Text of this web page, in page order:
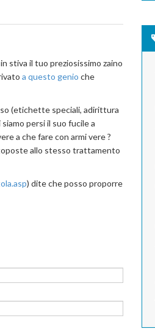
stiva il tuo preziosissimo zaino
a questo genio che
(etichette speciali, adirittura
persi il suo fucile a
a che fare con armi vere ?
allo stesso trattamento
) dite che posso proporre